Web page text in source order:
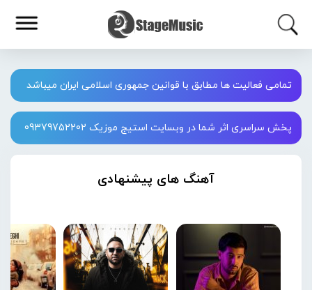
تمامی فعالیت ها مطابق با قوانین جمهوری اسلامی ایران میباشد
پخش سراسری اثر شما در وبسایت استیج موزیک 09379752202
آهنگ های پیشنهادی